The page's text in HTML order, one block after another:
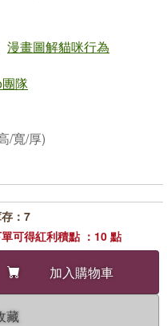
漫畫圖解貓咪行為
隊
/寬/厚)
加入購物車
藏
：7
可得紅利積點 ：10 點